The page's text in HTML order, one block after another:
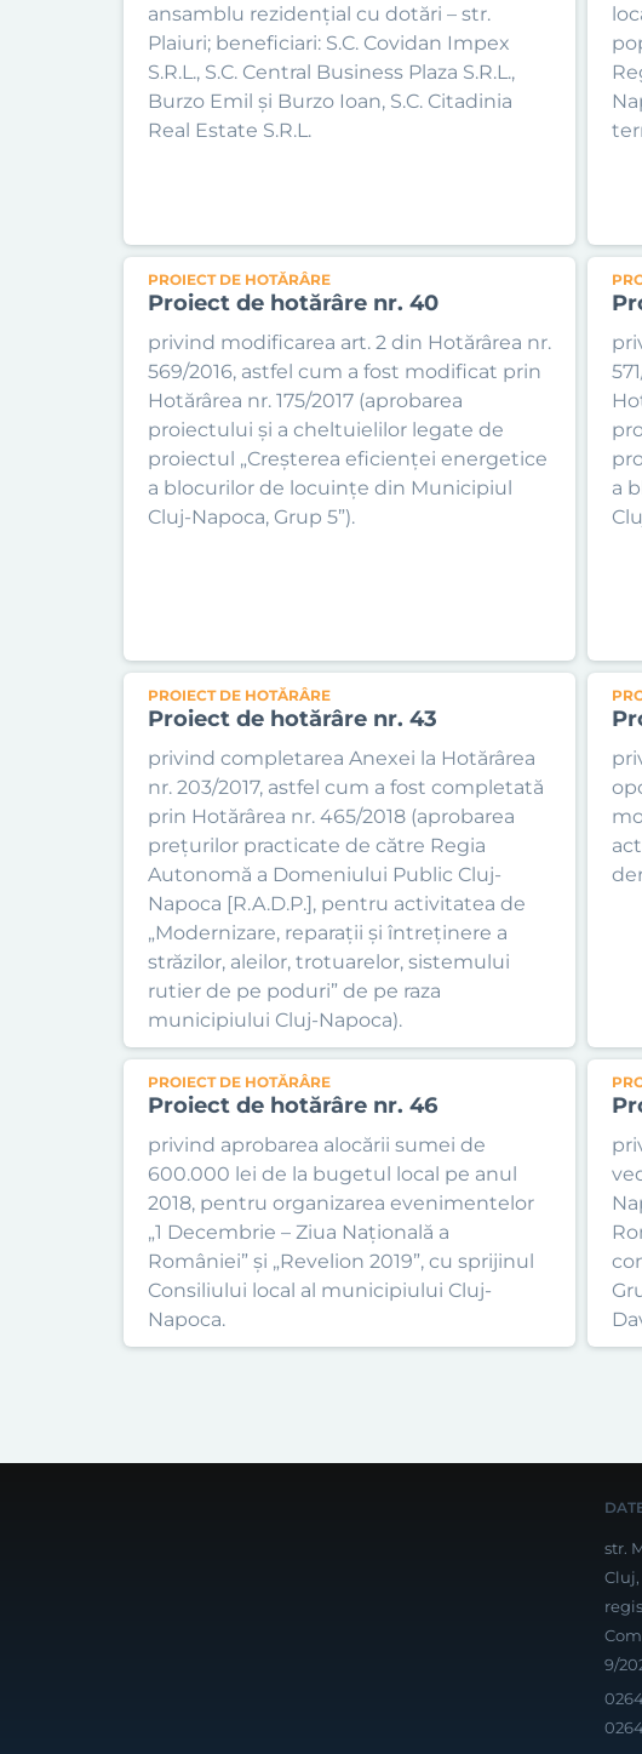
ansamblu rezidențial cu dotări – str.
Plaiuri; beneficiari: S.C. Covidan Impex
S.R.L., S.C. Central Business Plaza S.R.L.,
Burzo Emil și Burzo Ioan, S.C. Citadinia
Real Estate S.R.L.
PROIECT DE HOTĂRÂRE
Proiect de hotărâre nr. 40
privind modificarea art. 2 din Hotărârea nr.
569/2016, astfel cum a fost modificat prin
Hotărârea nr. 175/2017 (aprobarea
proiectului și a cheltuielilor legate de
proiectul „Creșterea eficienței energetice
a blocurilor de locuințe din Municipiul
Cluj-Napoca, Grup 5”).
a
PROIECT DE HOTĂRÂRE
Proiect de hotărâre nr. 43
privind completarea Anexei la Hotărârea
nr. 203/2017, astfel cum a fost completată
prin Hotărârea nr. 465/2018 (aprobarea
prețurilor practicate de către Regia
Autonomă a Domeniului Public Cluj-
Napoca [R.A.D.P.], pentru activitatea de
„Modernizare, reparații și întreținere a
străzilor, aleilor, trotuarelor, sistemului
rutier de pe poduri” de pe raza
municipiului Cluj-Napoca).
PROIECT DE HOTĂRÂRE
Proiect de hotărâre nr. 46
privind aprobarea alocării sumei de
600.000 lei de la bugetul local pe anul
2018, pentru organizarea evenimentelor
„1 Decembrie – Ziua Națională a
României” și „Revelion 2019”, cu sprijinul
Consiliului local al municipiului Cluj-
Napoca.
str.
9/